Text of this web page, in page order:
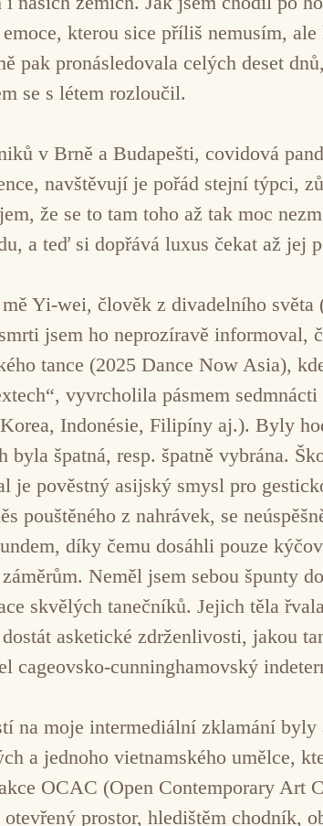
kterou sice příliš nemusím,
pak pronásledovala celých deset
se s létem rozloučil.
v Brně a Budapešti, covidová
navštěvují je pořád stejní týpci,
že se to tam toho až tak moc
a teď si dopřává luxus čekat až jej
Yi-wei, člověk z divadelního
jsem ho neprozíravě
tance (2025 Dance Now Asia),
vyvrcholila pásmem
Indonésie, Filipíny aj.). Byly
byla špatná, resp. špatně vybrána.
je pověstný asijský smysl pro
pouštěného z nahrávek, se
díky čemu dosáhli pouze
Neměl jsem sebou špunty
skvělých tanečníků. Jejich těla
asketické zdrženlivosti, jakou
cageovsko-cunninghamovský
na moje intermediální zklamání
a jednoho vietnamského umělce,
OCAC (Open Contemporary
prostor, hledištěm chodník,